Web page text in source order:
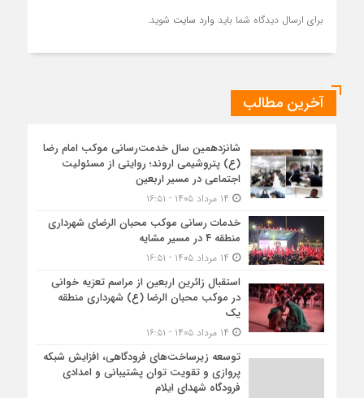
برای ارسال دیدگاه شما باید وارد سایت شوید.
آخرین مطالب
شانزدهمین سال خدمت‌رسانی موکب امام رضا
(ع) پتروشیمی اروند؛ روایتی از مسئولیت
اجتماعی در مسیر اربعین
خدمات رسانی موکب محبان الرضای شهرداری
منطقه ۴ در مسیر مشایه
استقبال زائرین اربعین از مراسم تعزیه خوانی
در موکب محبان الرضا (ع) شهرداری منطقه
یک
توسعه زیرساخت‌های فرودگاهی، افزایش شبکه
پروازی و تقویت توان پشتیبانی و امدادی
فرودگاه شهدای ایلام